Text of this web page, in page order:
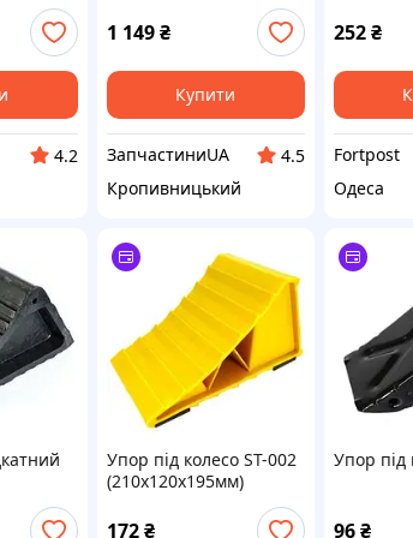
для
коліс
4.2
(вр-во ДК) О
4905799308
1 149₴
Купити
ЗапчастиниUA
4.5
Кропивницький
252 ₴
Fortpost
Одеса
Упор під колесо ST-002
(210x120x195мм)
172₴
Упор під
96 ₴